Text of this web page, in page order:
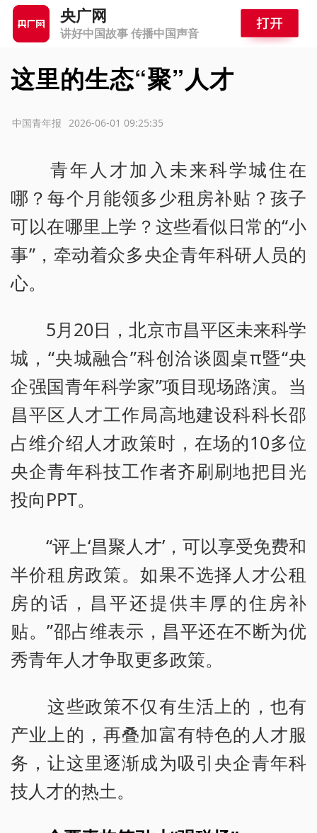
央广网
讲好中国故事 传播中国声音
这里的生态“聚”人才
2026-06-01 09:25:35
中国青年报
青年人才加入未来科学城住在
哪？每个月能领多少租房补贴？孩子
可以在哪里上学？这些看似日常的“小
事”，牵动着众多央企青年科研人员的
心。
5月20日，北京市昌平区未来科学
城，“央城融合”科创洽谈圆桌π暨“央
企强国青年科学家”项目现场路演。当
昌平区人才工作局高地建设科科长邵
占维介绍人才政策时，在场的10多位
央企青年科技工作者齐刷刷地把目光
投向PPT。
“评上‘昌聚人才’，可以享受免费和
半价租房政策。如果不选择人才公租
房的话，昌平还提供丰厚的住房补
贴。”邵占维表示，昌平还在不断为优
秀青年人才争取更多政策。
这些政策不仅有生活上的，也有
产业上的，再叠加富有特色的人才服
务，让这里逐渐成为吸引央企青年科
技人才的热土。